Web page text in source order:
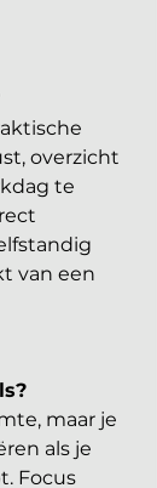
overzicht
te
van een
maar je
als je
Focus